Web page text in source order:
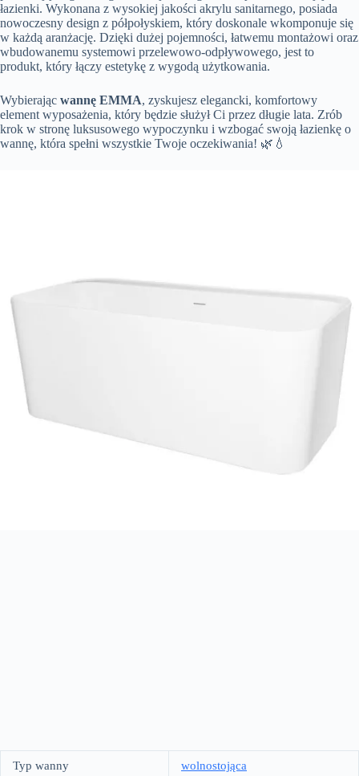
łazienki. Wykonana z wysokiej jakości akrylu sanitarnego, posiada
nowoczesny design z półpołyskiem, który doskonale wkomponuje się
w każdą aranżację. Dzięki dużej pojemności, łatwemu montażowi oraz
wbudowanemu systemowi przelewowo-odpływowego, jest to
produkt, który łączy estetykę z wygodą użytkowania.
Wybierając wannę EMMA, zyskujesz elegancki, komfortowy
element wyposażenia, który będzie służył Ci przez długie lata. Zrób
krok w stronę luksusowego wypoczynku i wzbogać swoją łazienkę o
wannę, która spełni wszystkie Twoje oczekiwania! 🌿💧
Typ wanny wolnostojąca